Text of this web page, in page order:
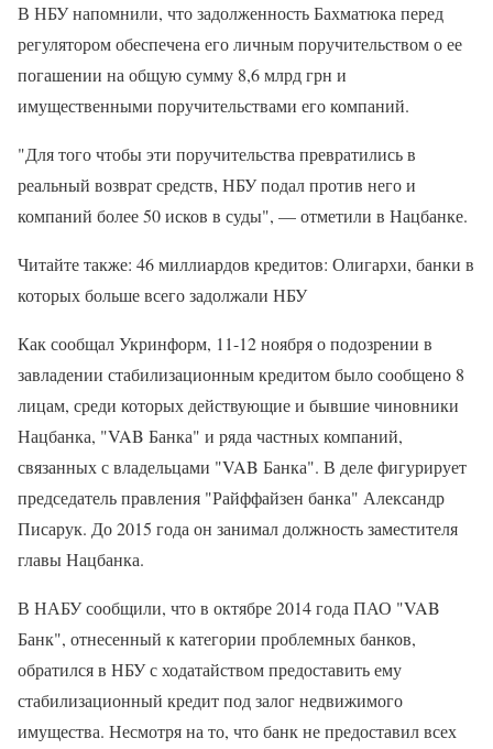
В НБУ напомнили, что задолженность Бахматюка перед
регулятором обеспечена его личным поручительством о ее
погашении на общую сумму 8,6 млрд грн и
имущественными поручительствами его компаний.
"Для того чтобы эти поручительства превратились в
реальный возврат средств, НБУ подал против него и
компаний более 50 исков в суды", — отметили в Нацбанке.
Читайте также: 46 миллиардов кредитов: Олигархи, банки в
которых больше всего задолжали НБУ
Как сообщал Укринформ, 11-12 ноября о подозрении в
завладении стабилизационным кредитом было сообщено 8
лицам, среди которых действующие и бывшие чиновники
Нацбанка, "VAB Банка" и ряда частных компаний,
связанных с владельцами "VAB Банка". В деле фигурирует
председатель правления "Райффайзен банка" Александр
Писарук. До 2015 года он занимал должность заместителя
главы Нацбанка.
В НАБУ сообщили, что в октябре 2014 года ПАО "VAB
Банк", отнесенный к категории проблемных банков,
обратился в НБУ с ходатайством предоставить ему
стабилизационный кредит под залог недвижимого
имущества. Несмотря на то, что банк не предоставил всех